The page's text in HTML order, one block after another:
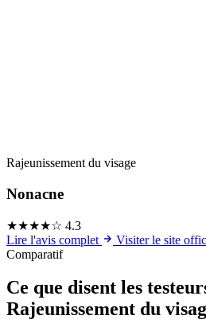
Rajeunissement du visage
Nonacne
★★★★☆ 4.3
Lire l'avis complet
Visiter le site
Comparatif
Ce que disent les
Rajeunissement du